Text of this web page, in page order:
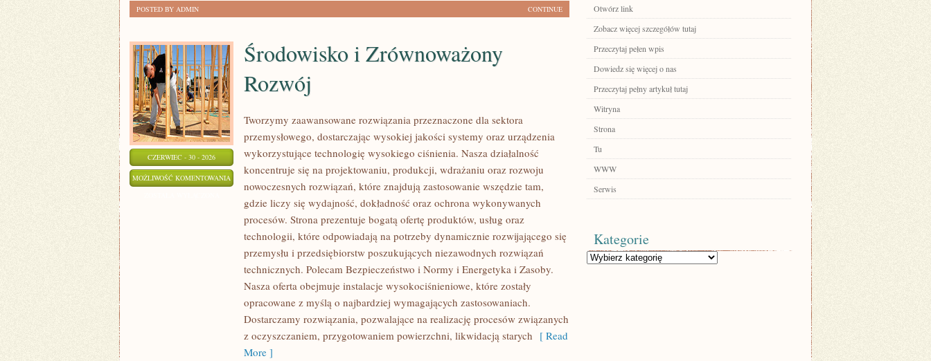
CONTINUE
POSTED BY ADMIN
CZERWIEC - 30 - 2026
MOŻLIWOŚĆ KOMENTOWANIA
ZRÓWNOWAŻONY
Środowisko i Zrównoważony
Rozwój
Tworzymy zaawansowane rozwiązania przeznaczone dla sektora
przemysłowego, dostarczając wysokiej jakości systemy oraz urządzenia
wykorzystujące technologię wysokiego ciśnienia. Nasza działalność
koncentruje się na projektowaniu, produkcji, wdrażaniu oraz rozwoju
nowoczesnych rozwiązań, które znajdują zastosowanie wszędzie tam,
gdzie liczy się wydajność, dokładność oraz ochrona wykonywanych
procesów. Strona prezentuje bogatą ofertę produktów, usług oraz
technologii, które odpowiadają na potrzeby dynamicznie rozwijającego się
przemysłu i przedsiębiorstw poszukujących niezawodnych rozwiązań
technicznych. Polecam Bezpieczeństwo i Normy i Energetyka i Zasoby.
Nasza oferta obejmuje instalacje wysokociśnieniowe, które zostały
opracowane z myślą o najbardziej wymagających zastosowaniach.
Dostarczamy rozwiązania, pozwalające na realizację procesów związanych
z oczyszczaniem, przygotowaniem powierzchni, likwidacją starych [ Read
More ]
Otwórz link
Zobacz więcej szczegółów tutaj
Przeczytaj pełen wpis
Dowiedz się więcej o nas
Przeczytaj pełny artykuł tutaj
Witryna
Strona
Tu
WWW
Serwis
Kategorie
Kategorie